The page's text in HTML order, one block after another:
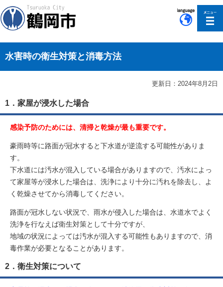
水害時の衛生対策と消毒方法
更新日：2024年8月2日
1．家屋が浸水した場合
感染予防のためには、清掃と乾燥が最も重要です。
豪雨時等に路面が冠水すると下水道が逆流する可能性がありま
す。
下水道には汚水が混入している場合がありますので、汚水によっ
て家屋等が浸水した場合は、洗浄により十分に汚れを除去し、よ
く乾燥させてから消毒してください。
路面が冠水しない状況で、雨水が侵入した場合は、水道水でよく
洗浄を行なえば衛生対策として十分ですが、
地域の状況によっては汚水が混入する可能性もありますので、消
毒作業が必要となることがあります。
2．衛生対策について